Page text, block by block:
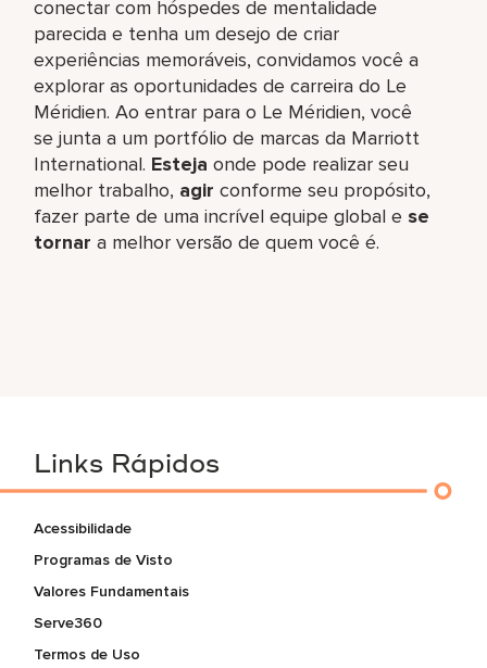
conectar com hóspedes de mentalidade
parecida e tenha um desejo de criar
experiências memoráveis, convidamos você a
explorar as oportunidades de carreira do Le
Méridien. Ao entrar para o Le Méridien, você
se junta a um portfólio de marcas da Marriott
International. Esteja onde pode realizar seu
melhor trabalho,​ agir conforme seu propósito,
fazer parte de uma incrível equipe global​ e se
tornar a melhor versão de quem você é.
Links Rápidos
Acessibilidade
Programas de Visto
Valores Fundamentais
Serve360
Termos de Uso